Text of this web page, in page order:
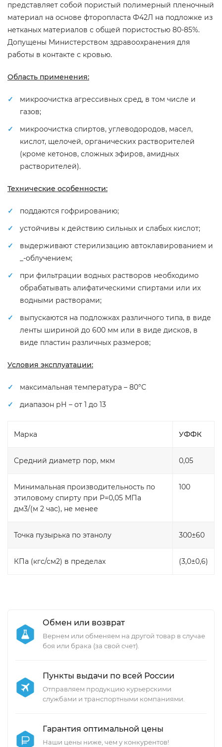
представляет собой пористый полимерный пленочный
материал на основе фторопласта Ф42Л на подложке из
нетканых материалов с общей пористостью 80-85%.
Допущены Министерством здравоохранения для
работы в контакте с кровью.
Область применения:
микроочистка агрессивных сред, в том числе и
газов;
микроочистка спиртов, углеводородов, масел,
кислот, щелочей, органических растворителей
(кроме кетонов, сложных эфиров, амидных
растворителей).
Технические особенности:
поддаются гофрированию;
устойчивы к действию сильных и слабых кислот;
выдерживают стерилизацию автоклавированием и
_-облучением;
при фильтрации водных растворов необходимо
обрабатывать алифатическими спиртами или их
водными растворами;
выпускаются на подложках различного типа, в виде
ленты шириной до 600 мм или в виде дисков, в
виде пластин различных размеров;
Условия эксплуатации:
максимальная температура – 80°С
диапазон рН – от 1 до 13
Марка УФФК
Средний диаметр пор, мкм 0,05
Минимальная производительность по
этиловому спирту при Р=0,05 МПа
дм3/(м 2 час), не менее
100
Точка пузырька по этанолу 300±60
КПа (кгс/см2) в пределах (3,0±0,6)
Обмен или возврат
Вернем или обменяем на другой товар в случае
боя или брака (за свой счет).
Пункты выдачи по всей России
Отправляем продукцию курьерскими
службами и транспортными компаниями.
Гарантия оптимальной цены
Наши цены ниже, чем у конкурентов!